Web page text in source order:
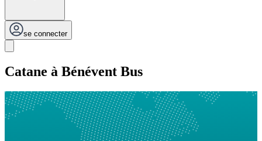
se connecter
Catane à Bénévent Bus